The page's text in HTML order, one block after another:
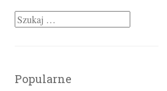
Szukaj:
Popularne